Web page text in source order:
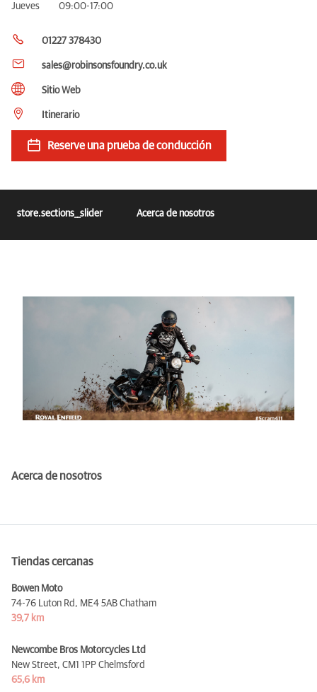
Jueves
09:00-17:00
01227 378430
sales@robinsonsfoundry.co.uk
Sitio Web
Itinerario
Reserve una prueba de conducción
store.sections__slider Acerca de nosotros
Acerca de nosotros
Tiendas cercanas
Bowen Moto
74-76 Luton Rd, ME4 5AB Chatham
39,7 km
Newcombe Bros Motorcycles Ltd
New Street, CM1 1PP Chelmsford
65,6 km